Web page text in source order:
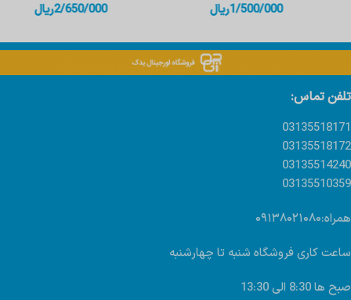
1/500/000ریال
2/650/000ریال
تلفن تماس:
03135518171
03135518172
03135514240
03135510359
همراه:۰۹۱۳۸۰۲۱۰۸۰
ساعت کاری فروشگاه شنبه تا چهارشنبه
صبح ها 8:30 الی 13:30